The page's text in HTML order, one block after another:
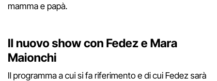
mamma e papà.
Il nuovo show con Fedez e Mara
Maionchi
Il programma a cui si fa riferimento e di cui Fedez sarà